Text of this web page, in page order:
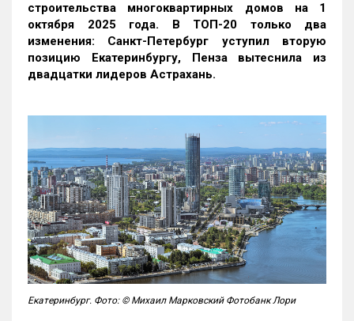
строительства многоквартирных домов на 1
октября 2025 года. В ТОП-20 только два
изменения: Санкт-Петербург уступил вторую
позицию Екатеринбургу, Пенза вытеснила из
двадцатки лидеров Астрахань.
Екатеринбург. Фото: © Михаил Марковский Фотобанк Лори